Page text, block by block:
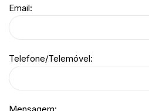
Email:
Telefone/Telemóvel: